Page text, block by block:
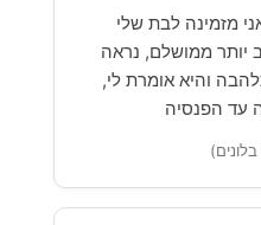
מזמינה לבת שלי
יותר ממושלם, נראה
והיא אומרת לי,
עד הפנסיה